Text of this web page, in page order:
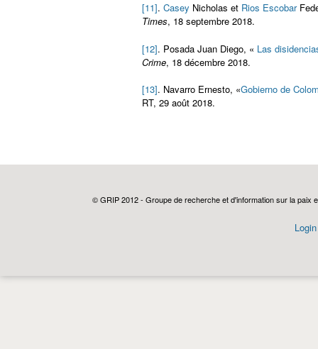
[11]. Casey Nicholas et Rios Escobar
Times, 18 septembre 2018.
[12]. Posada Juan Diego, « Las
Crime, 18 décembre 2018.
[13]. Navarro Ernesto, «Gobierno de
RT, 29 août 2018.
© GRIP 2012 - Groupe de recherche et d'information sur la paix
Login